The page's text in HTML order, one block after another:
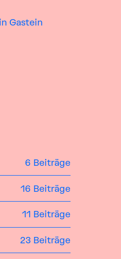
Gastein
6 Beiträge
16 Beiträge
11 Beiträge
23 Beiträge